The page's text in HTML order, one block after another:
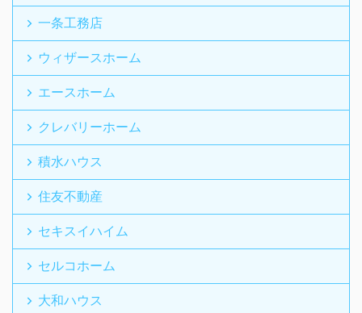
一条工務店
ウィザースホーム
エースホーム
クレバリーホーム
積水ハウス
住友不動産
セキスイハイム
セルコホーム
大和ハウス